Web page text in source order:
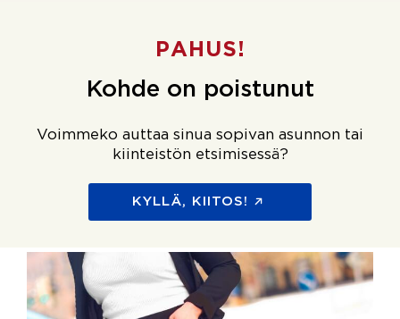
PAHUS!
Kohde on poistunut
Voimmeko auttaa sinua sopivan asunnon tai
kiinteistön etsimisessä?
KYLLÄ, KIITOS!